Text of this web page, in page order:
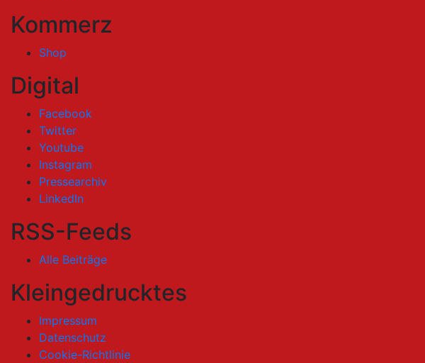
Kommerz
Shop
Digital
Facebook
Twitter
Youtube
Instagram
Pressearchiv
LinkedIn
RSS-Feeds
Alle Beiträge
Kleingedrucktes
Impressum
Datenschutz
Cookie-Richtlinie